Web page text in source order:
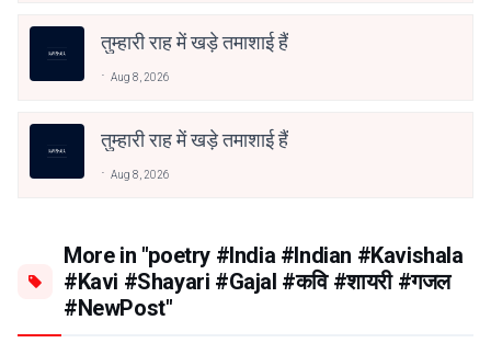
तुम्हारी राह में खड़े तमाशाई हैं
Aug 8, 2026
तुम्हारी राह में खड़े तमाशाई हैं
Aug 8, 2026
More in "poetry #India #Indian #Kavishala
#Kavi #Shayari #Gajal #कवि #शायरी #गजल
#NewPost"